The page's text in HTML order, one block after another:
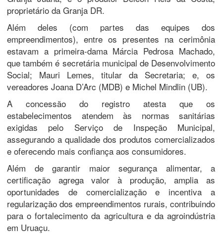
proprietário da Granja DR.
Além deles (com partes das equipes dos
empreendimentos), entre os presentes na cerimônia
estavam a primeira-dama Márcia Pedrosa Machado,
que também é secretária municipal de Desenvolvimento
Social; Mauri Lemes, titular da Secretaria; e, os
vereadores Joana D’Arc (MDB) e Michel Mindlin (UB).
A concessão do registro atesta que os
estabelecimentos atendem às normas sanitárias
exigidas pelo Serviço de Inspeção Municipal,
assegurando a qualidade dos produtos comercializados
e oferecendo mais confiança aos consumidores.
Além de garantir maior segurança alimentar, a
certificação agrega valor à produção, amplia as
oportunidades de comercialização e incentiva a
regularização dos empreendimentos rurais, contribuindo
para o fortalecimento da agricultura e da agroindústria
em Uruaçu.